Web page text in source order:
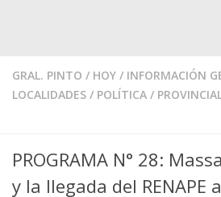
GRAL. PINTO / HOY / INFORMACIÓN
LOCALIDADES / POLÍTICA /
PROGRAMA N° 28:
y la llegada del RENAPE